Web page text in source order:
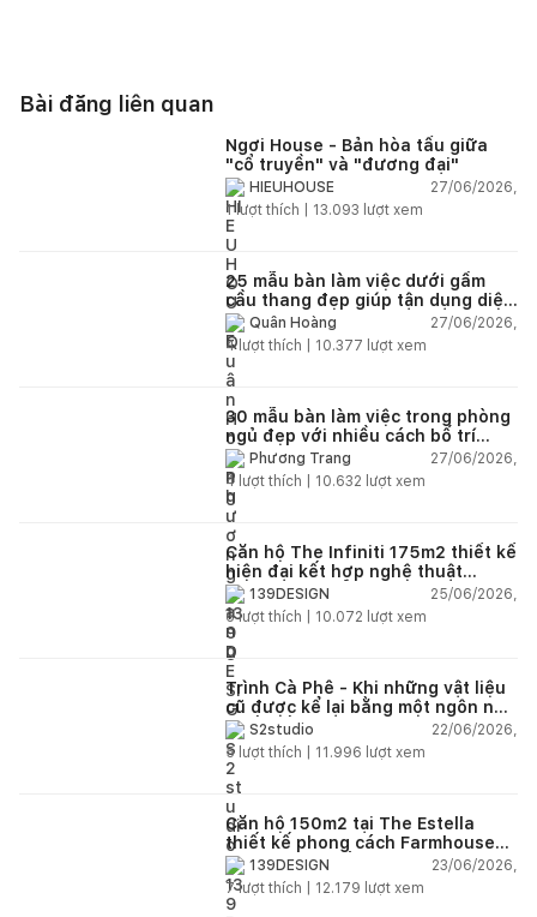
Bài đăng liên quan
Ngơi House - Bản hòa tấu giữa
"cổ truyền" và "đương đại"
HIEUHOUSE
27/06/2026,
1lượt thích | 13.093 lượt xem
25 mẫu bàn làm việc dưới gầm
cầu thang đẹp giúp tận dụng diện
tích tưởng chừng bị bỏ quên
Quân Hoàng
27/06/2026,
4lượt thích | 10.377 lượt xem
30 mẫu bàn làm việc trong phòng
ngủ đẹp với nhiều cách bố trí
thông minh cho mọi diện tích
Phương Trang
27/06/2026,
4 lượt thích | 10.632 lượt xem
Căn hộ The Infiniti 175m2 thiết kế
hiện đại kết hợp nghệ thuật
Modern Art đầy cảm xúc
139DESIGN
25/06/2026,
6lượt thích | 10.072 lượt xem
Trình Cà Phê - Khi những vật liệu
cũ được kể lại bằng một ngôn ngữ
thiết kế mới
S2studio
22/06/2026,
5 lượt thích | 11.996 lượt xem
Căn hộ 150m2 tại The Estella
thiết kế phong cách Farmhouse
thanh lịch và ấm áp
139DESIGN
23/06/2026,
7lượt thích | 12.179 lượt xem